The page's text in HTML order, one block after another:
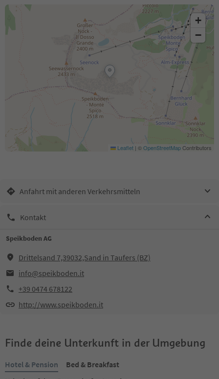
+
−
Leaflet | ©OpenStreetMapContributors
Anfahrt mit anderen Verkehrsmitteln
Kontakt
Speikboden AG
Drittelsand 7,39032,Sand in Taufers (BZ)
info@speikboden.it
+39 0474 678122
http://www.speikboden.it
Finde deine Unterkunft in der Umgebung
Hotel & Pension
Bed & Breakfast